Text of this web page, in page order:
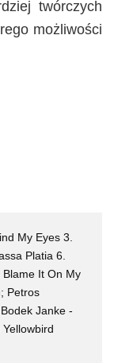
twórczych
możliwości
My Eyes 3.
Platia 6.
It On My
Petros
Janke -